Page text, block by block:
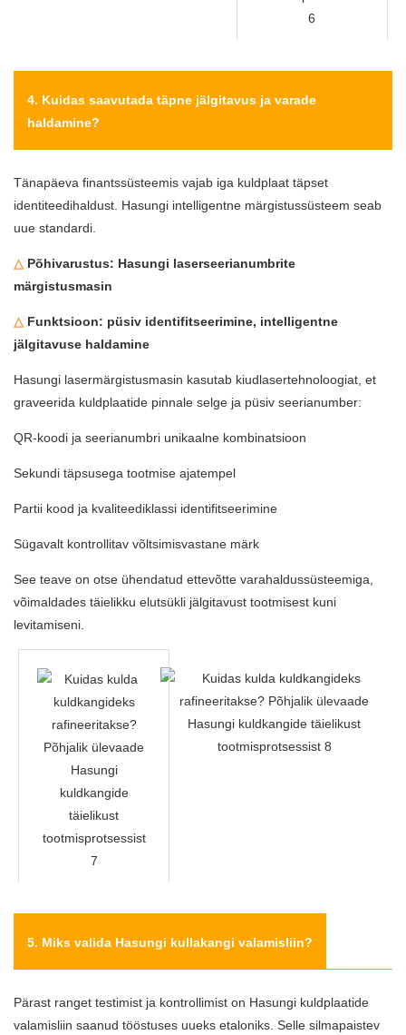
4. Kuidas saavutada täpne jälgitavus ja varade
haldamine?
Tänapäeva finantssüsteemis vajab iga kuldplaat täpset
identiteedihaldust. Hasungi intelligentne märgistussüsteem seab
uue standardi.
△ Põhivarustus: Hasungi laserseerianumbrite
märgistusmasin
△ Funktsioon: püsiv identifitseerimine, intelligentne
jälgitavuse haldamine
Hasungi lasermärgistusmasin kasutab kiudlasertehnoloogiat, et
graveerida kuldplaatide pinnale selge ja püsiv seerianumber:
QR-koodi ja seerianumbri unikaalne kombinatsioon
Sekundi täpsusega tootmise ajatempel
Partii kood ja kvaliteediklassi identifitseerimine
Sügavalt kontrollitav võltsimisvastane märk
See teave on otse ühendatud ettevõtte varahaldussüsteemiga,
võimaldades täielikku elutsükli jälgitavust tootmisest kuni
levitamiseni.
5. Miks valida Hasungi kullakangi valamisliin?
Pärast ranget testimist ja kontrollimist on Hasungi kuldplaatide
valamisliin saanud tööstuses uueks etaloniks. Selle silmapaistev